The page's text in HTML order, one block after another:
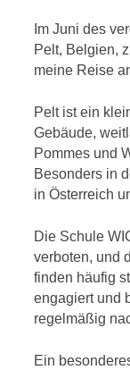
Im Juni des
Pelt, Belgien,
meine Reise
Pelt ist ein
Gebäude,
Pommes und
Besonders in
in Österreich
Die Schule
verboten, und
finden häufig
engagiert und
regelmäßig
Ein